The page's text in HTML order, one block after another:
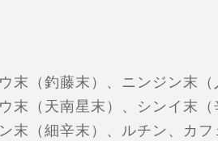
末（釣藤末）、ニンジン末
末（天南星末）、シンイ末
末（細辛末）、ルチン、カ